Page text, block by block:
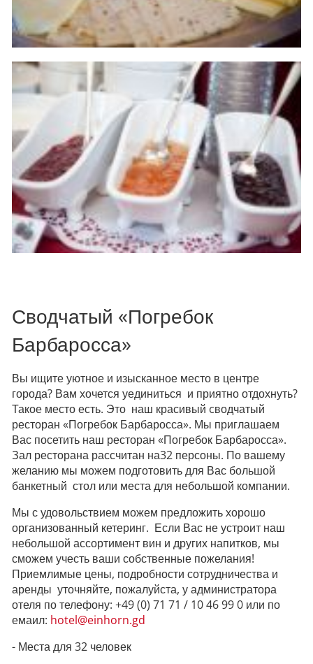
Сводчатый «Погребок
Барбаросса»
Вы ищите уютное и изысканное место в центре
города? Вам хочется уединиться и приятно отдохнуть?
Такое место есть. Это наш красивый cводчатый
ресторан «Погребок Барбаросса». Мы приглашаем
Вас посетить наш ресторан «Погребок Барбаросса».
Зал ресторана рассчитан на32 персоны. По вашему
желанию мы можем подготовить для Вас большой
банкетный стол или места для небольшой компании.
Мы с удовольствием можем предложить хорошо
организованный кетеринг. Если Вас не устроит наш
небольшой ассортимент вин и других напитков, мы
сможем учесть ваши собственные пожелания!
Приемлимые цены, подробности сотрудничества и
аренды уточняйте, пожалуйста, у администратора
отеля по телефону: +49 (0) 71 71 / 10 46 99 0 или по
емаил: hotel@einhorn.gd
- Места для 32 человек